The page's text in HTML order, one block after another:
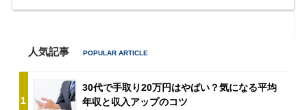
人気記事
1
30代で手取り20万円はやばい？気になる平均
年収と収入アップのコツ